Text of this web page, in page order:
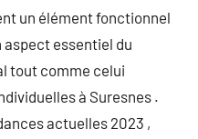
un élément fonctionnel
essentiel du
tout comme celui
à Suresnes .
actuelles 2023 ,